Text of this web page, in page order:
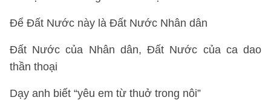
Để Đất Nước này là Đất Nước Nhân dân
Đất Nước của Nhân dân, Đất Nước của ca dao
thần thoại
Dạy anh biết “yêu em từ thuở trong nôi”